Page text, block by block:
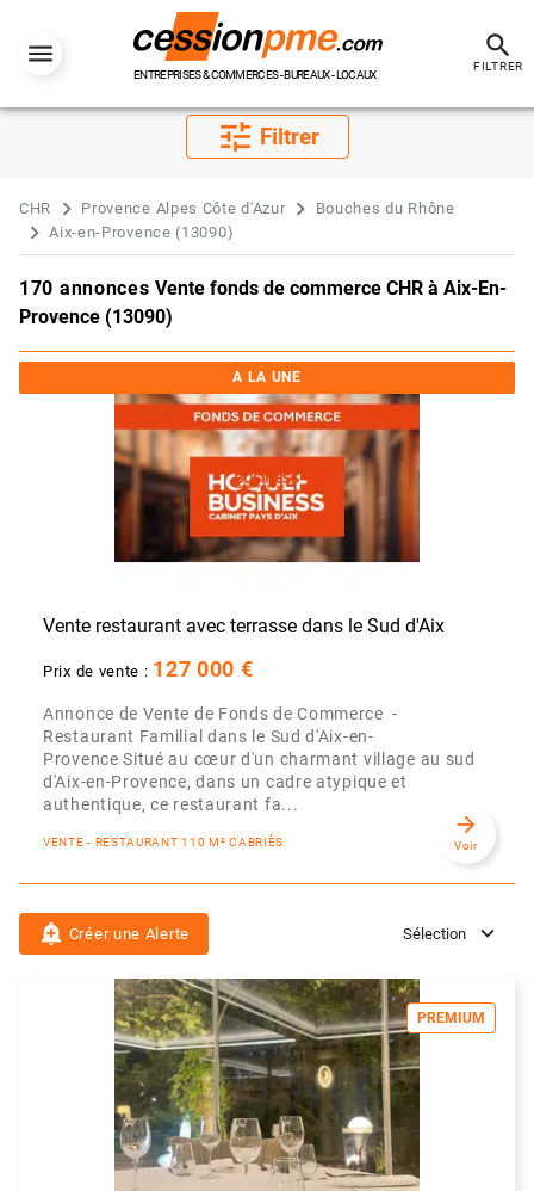
ENTREPRISES & COMMERCES - BUREAUX - LOCAUX
search
FILTRER
tune Filtrer
CHR Provence Alpes Côte d'Azur
Bouches du Rhône
Aix-en-Provence (13090)
170 annoncesVente fonds de commerce CHR à Aix-En-
Provence (13090)
A LA UNE
Vente restaurant avec terrasse dans le Sud d'Aix
Prix de vente : 127 000 €
Annonce de Vente de Fonds de Commerce -
Restaurant Familial dans le Sud d'Aix-en-
Provence Situé au cœur d'un charmant village au sud
d'Aix-en-Provence, dans un cadre atypique et
authentique, ce restaurant fa...
VENTE - RESTAURANT 110 M² CABRIÈS
arrow_forward
Voir
add_alert Créer une Alerte Sélection
PREMIUM